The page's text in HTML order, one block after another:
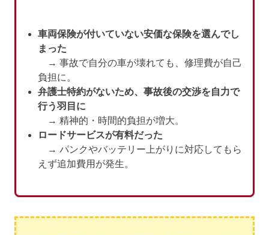
車両保険が付いていない安価な保険を選んでし
まった
→ 事故で自分の車が壊れても、修理費が自己
負担に。
弁護士特約がないため、事故後の交渉を自力で
行う羽目に
→ 精神的・時間的負担が増大。
ロードサービスが有料だった
→ パンクやバッテリー上がりに対応してもら
えず追加費用が発生。